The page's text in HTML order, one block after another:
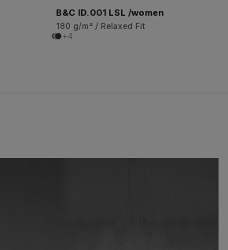
B&C ID.001 LSL /women
180 g/m² / Relaxed Fit
+4